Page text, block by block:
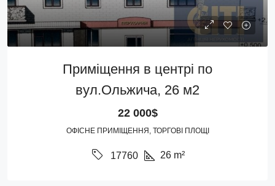
Приміщення в центрі по
вул.Ольжича, 26 м2
22 000$
ОФІСНЕ ПРИМІЩЕННЯ, ТОРГОВІ ПЛОЩІ
17760 26 m²